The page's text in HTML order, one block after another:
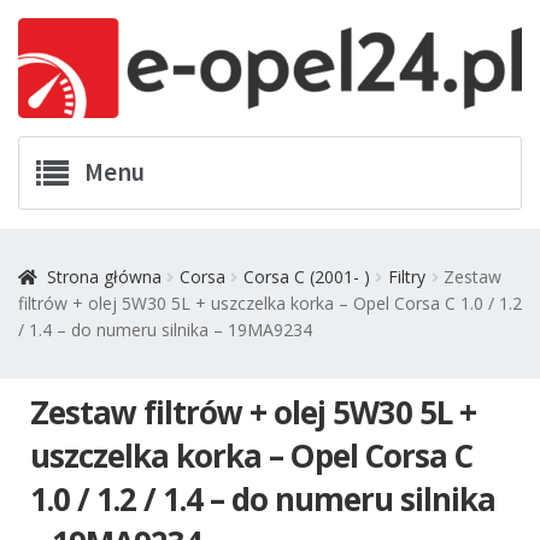
nawigacji
treści
Menu
Zamówienia
Koszyk
Promocje
Strona główna Corsa Corsa C (2001- ) Filtry
Zestaw
filtrów + olej 5W30 5L + uszczelka korka – Opel Corsa C 1.0 / 1.2
/ 1.4 – do numeru silnika – 19MA9234
Zestaw filtrów + olej 5W30 5L +
uszczelka korka – Opel Corsa C
1.0 / 1.2 / 1.4 – do numeru silnika